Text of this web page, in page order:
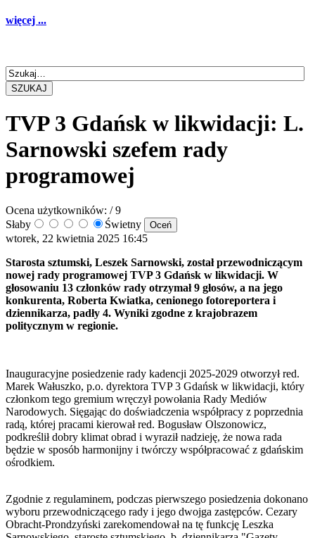
więcej ...
SZUKAJ
TVP 3 Gdańsk w likwidacji: L.
Sarnowski szefem rady
programowej
Ocena użytkowników: / 9
Słaby
Świetny
wtorek, 22 kwietnia 2025 16:45
Starosta sztumski, Leszek Sarnowski, został przewodniczącym
nowej rady programowej TVP 3 Gdańsk w likwidacji. W
głosowaniu 13 członków rady otrzymał 9 głosów, a na jego
konkurenta, Roberta Kwiatka, cenionego fotoreportera i
dziennikarza, padły 4. Wyniki zgodne z krajobrazem
politycznym w regionie.
Inauguracyjne posiedzenie rady kadencji 2025-2029 otworzył red.
Marek Wałuszko, p.o. dyrektora TVP 3 Gdańsk w likwidacji, który
członkom tego gremium wręczył powołania Rady Mediów
Narodowych. Sięgając do doświadczenia współpracy z poprzednia
radą, której pracami kierował red. Bogusław Olszonowicz,
podkreślił dobry klimat obrad i wyraził nadzieję, że nowa rada
będzie w sposób harmonijny i twórczy współpracować z gdańskim
ośrodkiem.
Zgodnie z regulaminem, podczas pierwszego posiedzenia dokonano
wyboru przewodniczącego rady i jego dwojga zastępców. Cezary
Obracht-Prondzyński zarekomendował na tę funkcję Leszka